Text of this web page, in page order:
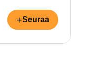
+Seuraa